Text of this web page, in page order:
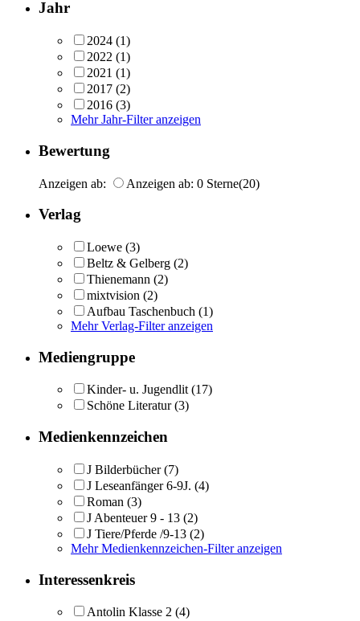
Jahr
2024 (1)
2022 (1)
2021 (1)
2017 (2)
2016 (3)
Mehr Jahr-Filter anzeigen
Bewertung
Anzeigen ab: Anzeigen ab: 0 Sterne(20)
Verlag
Loewe (3)
Beltz & Gelberg (2)
Thienemann (2)
mixtvision (2)
Aufbau Taschenbuch (1)
Mehr Verlag-Filter anzeigen
Mediengruppe
Kinder- u. Jugendlit (17)
Schöne Literatur (3)
Medienkennzeichen
J Bilderbücher (7)
J Leseanfänger 6-9J. (4)
Roman (3)
J Abenteuer 9 - 13 (2)
J Tiere/Pferde /9-13 (2)
Mehr Medienkennzeichen-Filter anzeigen
Interessenkreis
Antolin Klasse 2 (4)